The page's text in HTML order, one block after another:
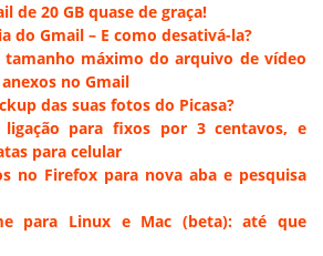
de 20 GB quase de graça!
do Gmail – E como desativá-la?
tamanho máximo do arquivo de vídeo
no Gmail
das suas fotos do Picasa?
ligação para fixos por 3 centavos, e
para celular
no Firefox para nova aba e pesquisa
para Linux e Mac (beta): até que